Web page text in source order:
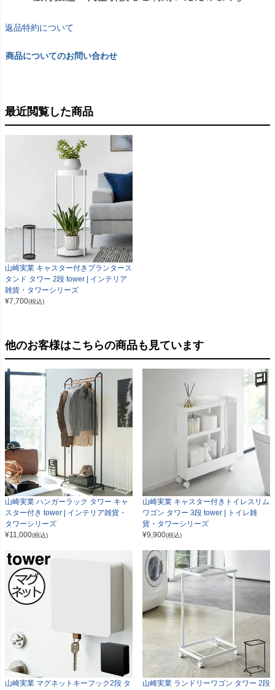
返品特約について
商品についてのお問い合わせ
最近閲覧した商品
山崎実業 キャスター付きプランタース
タンド タワー 2段 tower | インテリア
雑貨・タワーシリーズ
¥7,700(税込)
他のお客様はこちらの商品も見ています
山崎実業 ハンガーラック タワー キャ
スター付き tower | インテリア雑貨・
タワーシリーズ
¥11,000(税込)
山崎実業 キャスター付きトイレスリム
ワゴン タワー 3段 tower | トイレ雑
貨・タワーシリーズ
¥9,900(税込)
山崎実業 マグネットキーフック2段 タ 山崎実業 ランドリーワゴン タワー 2段